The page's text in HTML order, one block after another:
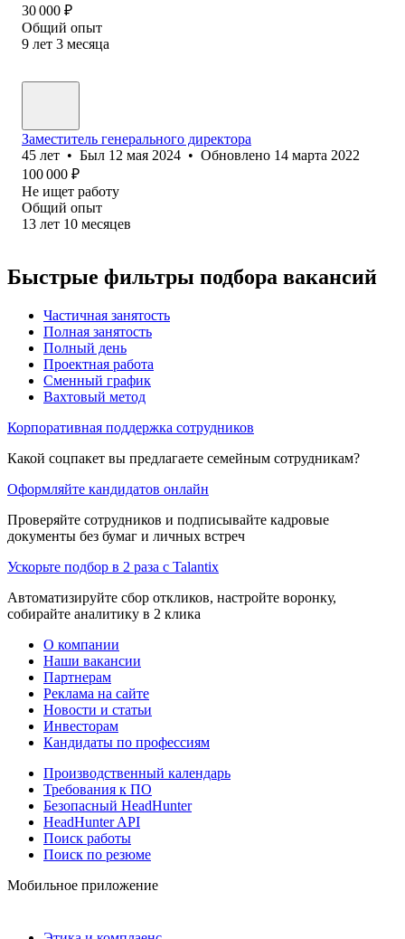
30 000 ₽
Общий опыт
9 лет 3 месяца
Заместитель генерального директора
45 лет • Был 12 мая 2024 • Обновлено 14 марта 2022
100 000 ₽
Не ищет работу
Общий опыт
13 лет 10 месяцев
Быстрые фильтры подбора вакансий
Частичная занятость
Полная занятость
Полный день
Проектная работа
Сменный график
Вахтовый метод
Корпоративная поддержка сотрудников
Какой соцпакет вы предлагаете семейным сотрудникам?
Оформляйте кандидатов онлайн
Проверяйте сотрудников и подписывайте кадровые
документы без бумаг и личных встреч
Ускорьте подбор в 2 раза с Talantix
Автоматизируйте сбор откликов, настройте воронку,
собирайте аналитику в 2 клика
О компании
Наши вакансии
Партнерам
Реклама на сайте
Новости и статьи
Инвесторам
Кандидаты по профессиям
Производственный календарь
Требования к ПО
Безопасный HeadHunter
HeadHunter API
Поиск работы
Поиск по резюме
Мобильное приложение